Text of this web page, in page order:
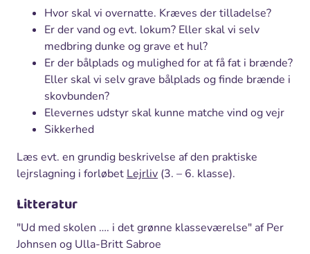
Hvor skal vi overnatte. Kræves der tilladelse?
Er der vand og evt. lokum? Eller skal vi selv
medbring dunke og grave et hul?
Er der bålplads og mulighed for at få fat i brænde?
Eller skal vi selv grave bålplads og finde brænde i
skovbunden?
Elevernes udstyr skal kunne matche vind og vejr
Sikkerhed
Læs evt. en grundig beskrivelse af den praktiske
lejrslagning i forløbet Lejrliv (3. – 6. klasse).
Litteratur
"Ud med skolen …. i det grønne klasseværelse" af Per
Johnsen og Ulla-Britt Sabroe